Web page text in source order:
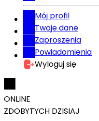
Mój profil
Twoje dane
Zaproszenia
Powiadomienia
Wyloguj się
ONLINE
ZDOBYTYCH DZISIAJ